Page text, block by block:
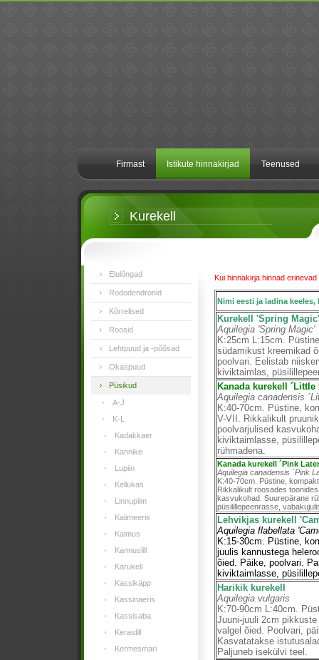
Firmast Istikute hinnakirjad Teenused
Kurekell
Elulõngad
Rododendronid
Kõrrelised
Roosid
Lehtpuud ja -põõsad
Okaspuud
Püsikud
A-J
K-L
Kadakkaer
Kannike
Lupiin
Kellukas
Linnupiim
Kalimeeris
Kalmus
Kannuslill
Karukell
Kassikäpp
Kassinaeris
Kassisaba
Keraslill
Kermesmari
Kui hinnakirja hinnad
Nimi eesti ja ladina keeles,
Kurekell 'Spring Magic'
Aquilegia 'Spring Magic'
K:25cm L:15cm.
südamikust kreemikad
poolvari. Eelistab
kiviktaimlas,
Kanada kurekell ´Little
Aquilegia canadensis
K:40-70cm. Püstine,
V-VII. Rikkalikult
poolvarjulised
kiviktaimlasse,
rühmadena.
Kanada kurekell ´Pink
Aquilegia canadensis ´Pink
K:40-70cm. Püstine,
Rikkalikult roosades
kasvukohad. Suurepärane
püsilillepeenrasse,
Lehvikjas kurekell
Aquilegia flabellata
K:15-30cm. Püstine,
juulis kannustega
õied. Päike, poolvari.
kiviktaimlasse,
Harikik kurekell
Aquilegia vulgaris
K:70-90cm L:40cm.
Juuni-juuli 2cm
valgel õied. Poolvari,
Kasvatatakse
Paljuneb isekülvi teel.